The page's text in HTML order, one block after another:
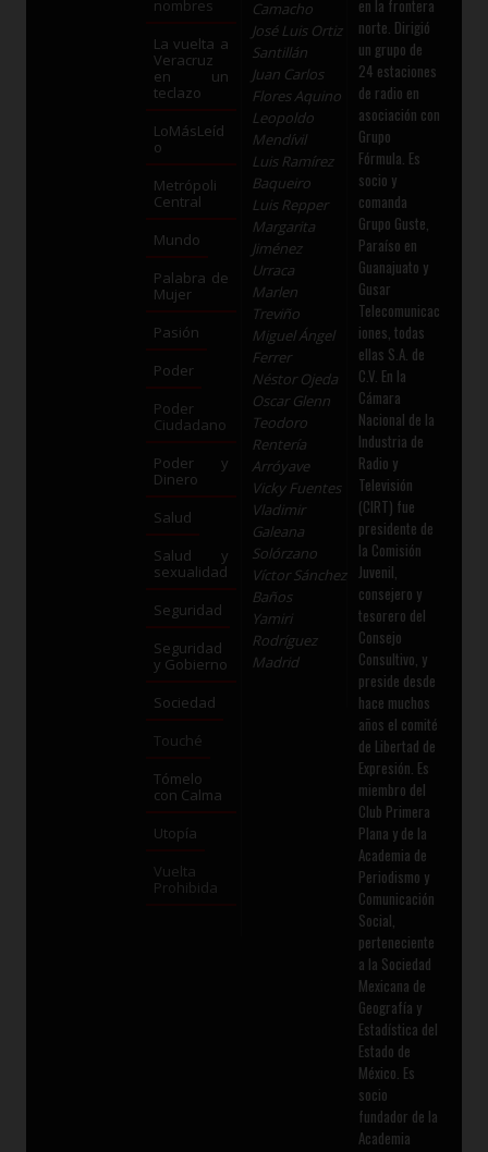
nombres
La vuelta a
Veracruz
en un
teclazo
LoMásLeíd
o
Metrópoli
Central
Mundo
Palabra de
Mujer
Pasión
Poder
Poder
Ciudadano
Poder y
Dinero
Salud
Salud y
sexualidad
Seguridad
Seguridad
y Gobierno
Sociedad
Touché
Tómelo
con Calma
Utopía
Vuelta
Prohibida
Camacho
José Luis Ortiz
Santillán
Juan Carlos
Flores Aquino
Leopoldo
Mendívil
Luis Ramírez
Baqueiro
Luis Repper
Margarita
Jiménez
Urraca
Marlen
Treviño
Miguel Ángel
Ferrer
Néstor Ojeda
Oscar Glenn
Teodoro
Rentería
Arróyave
Vicky Fuentes
Vladimir
Galeana
Solórzano
Víctor Sánchez
Baños
Yamiri
Rodríguez
Madrid
en la frontera
norte. Dirigió
un grupo de
24 estaciones
de radio en
asociación con
Grupo
Fórmula. Es
socio y
comanda
Grupo Guste,
Paraíso en
Guanajuato y
Gusar
Telecomunicac
iones, todas
ellas S.A. de
C.V. En la
Cámara
Nacional de la
Industria de
Radio y
Televisión
(CIRT) fue
presidente de
la Comisión
Juvenil,
consejero y
tesorero del
Consejo
Consultivo, y
preside desde
hace muchos
años el comité
de Libertad de
Expresión. Es
miembro del
Club Primera
Plana y de la
Academia de
Periodismo y
Comunicación
Social,
perteneciente
a la Sociedad
Mexicana de
Geografía y
Estadística del
Estado de
México. Es
socio
fundador de la
Academia